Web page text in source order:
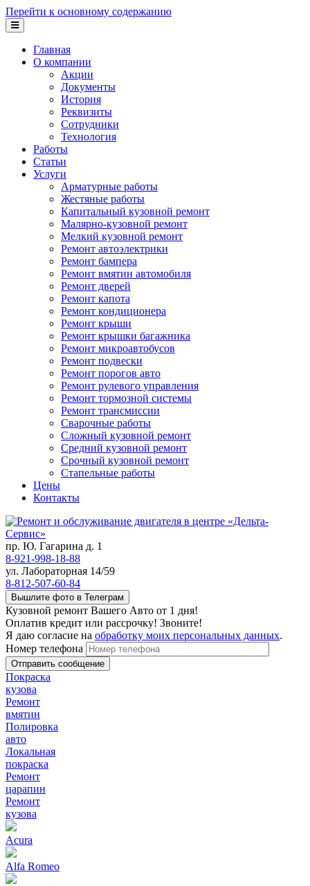
Перейти к основному содержанию
Главная
О компании
Акции
Документы
История
Реквизиты
Сотрудники
Технология
Работы
Статьи
Услуги
Арматурные работы
Жестяные работы
Капитальный кузовной ремонт
Малярно-кузовной ремонт
Мелкий кузовной ремонт
Ремонт автоэлектрики
Ремонт бампера
Ремонт вмятин автомобиля
Ремонт дверей
Ремонт капота
Ремонт кондиционера
Ремонт крыши
Ремонт крышки багажника
Ремонт микроавтобусов
Ремонт подвески
Ремонт порогов авто
Ремонт рулевого управления
Ремонт тормозной системы
Ремонт трансмиссии
Сварочные работы
Сложный кузовной ремонт
Средний кузовной ремонт
Срочный кузовной ремонт
Стапельные работы
Цены
Контакты
пр. Ю. Гагарина д. 1
8-921-998-18-88
ул. Лабораторная 14/59
8-812-507-60-84
Вышлите фото в Телеграм
Кузовной ремонт Вашего Авто от 1 дня!
Оплатив кредит или рассрочку! Звоните!
Я даю согласие на обработку моих персональных данных.
Номер телефона
Покраска
кузова
Ремонт
вмятин
Полировка
авто
Локальная
покраска
Ремонт
царапин
Ремонт
кузова
Acura
Alfa Romeo